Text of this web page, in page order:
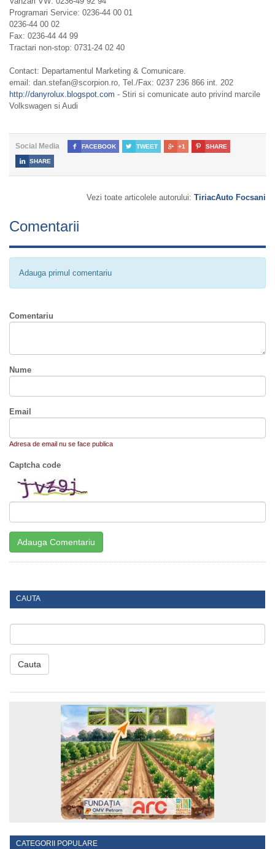
Programari Service: 0236-44 00 01
0236-44 00 02
Fax: 0236-44 44 99
Tractari non-stop: 0731-24 02 40
Contact: Departamentul Marketing & Comunicare.
email: dan.stefan@scorpion.ro, Tel./Fax: 0237 236 866 int. 202
http://danyrolux.blogspot.com - Stiri si comunicate auto privind marcile
Volkswagen si Audi
Social Media  FACEBOOK  TWEET  +1  SHARE
 SHARE
Vezi toate articolele autorului: TiriacAuto Focsani
Comentarii
Adauga primul comentariu
Comentariu
Nume
Email
Adresa de email nu se face publica
Captcha code
CAUTA
Cauta
CATEGORII POPULARE